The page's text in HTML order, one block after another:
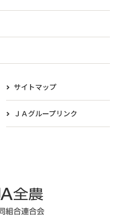
サイトマップ
ＪＡグループリンク